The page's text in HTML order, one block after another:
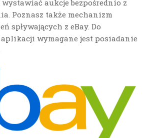
aukcje bezpośrednio z
Poznasz także mechanizm
spływających z eBay. Do
wymagane jest posiadanie